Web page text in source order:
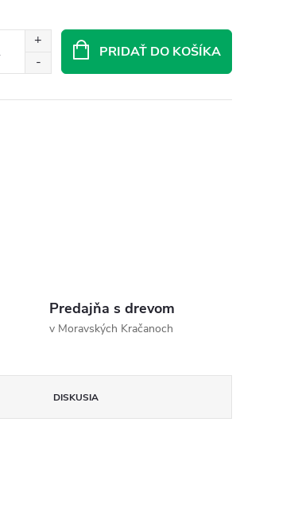
PRIDAŤ DO KOŠÍKA
Predajňa s drevom
v Moravských Kračanoch
DISKUSIA